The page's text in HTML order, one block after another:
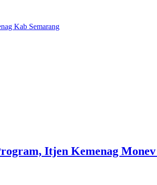
Kab Semarang
Itjen Kemenag